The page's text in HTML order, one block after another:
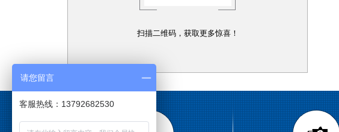
扫描二维码，获取更多惊喜！
请您留言
客服热线：13792682530